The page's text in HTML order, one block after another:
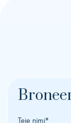
Teie nimi*